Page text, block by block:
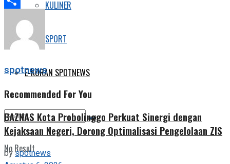
KULINER
SPORT
E-KORAN SPOTNEWS
No Result
Share
spotnews
Recommended For You
BAZNAS Kota Probolinggo Perkuat Sinergi dengan
Kejaksaan Negeri, Dorong Optimalisasi Pengelolaan ZIS
byspotnews